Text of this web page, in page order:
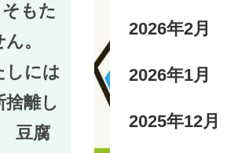
もた
ん。
しには
離し
豆腐
2026年2月
2026年1月
2025年12月